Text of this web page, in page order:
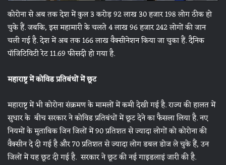
कोरोना से अब तक देश में कुल 3 करोड़ 92 लाख 30 हजार 198 लोग ठीक हो
चुके हैं. जबकि, इस महामारी के चलते 4 लाख 96 हजार 242 लोगों की जान
चली गई है. देश में अब तक 166 लाख वैक्सीनेशन किया जा चुका हैं. दैनिक
पॉजिटिविटी रेट 11.69 फीसदी हो गया है.
महाराष्ट्र में कोविड प्रतिबंधों में छूट
महाराष्ट्र में भी कोरोना संक्रमण के मामलों में कमी देखी गई है. राज्य की हालत में
सुधार के बीच सरकार ने कोविड प्रतिबंधों में छूट देने का फैसला लिया है. नए
नियमों के मुताबिक जिन जिलों में 90 प्रतिशत से ज्यादा लोगों को कोरोना की
वैक्सीन दे दी गई है और 70 प्रतिशत से ज्यादा लोग डबल डोज ले चुके हैं, उन
जिलों में यह छूट दी गई है. सरकार ने छूट की नई गाइडलाइं जारी की है.